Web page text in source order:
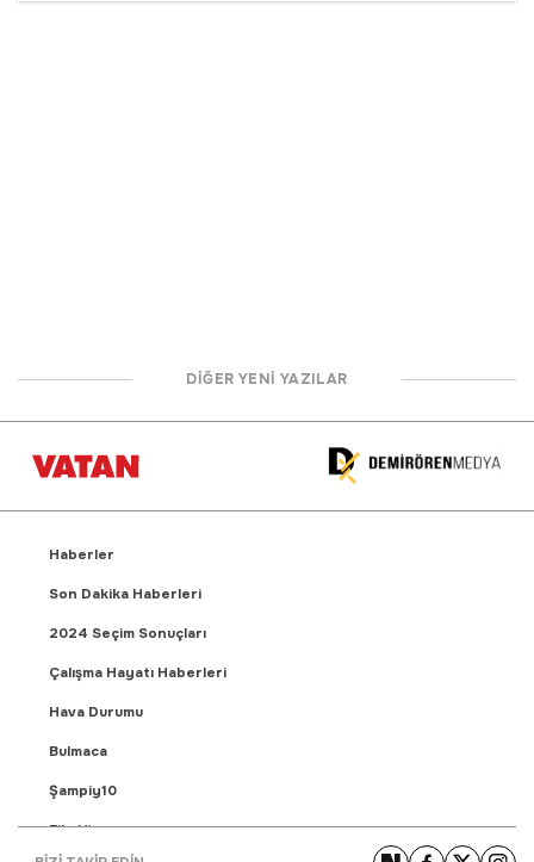
DİĞER YENİ YAZILAR
Haberler
Son Dakika Haberleri
2024 Seçim Sonuçları
Çalışma Hayatı Haberleri
Hava Durumu
Bulmaca
Şampiy10
Fikstür